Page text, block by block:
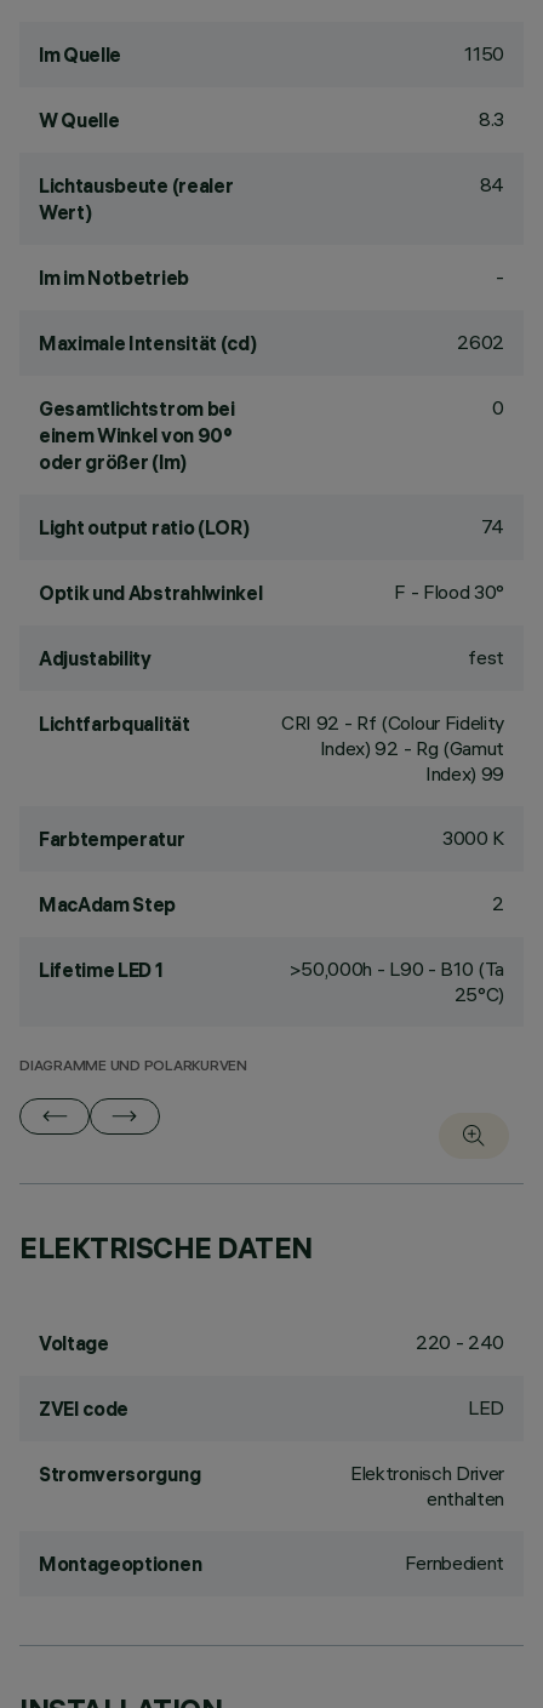
lm Quelle 1150
W Quelle 8.3
Lichtausbeute (realer
Wert)
84
lm im Notbetrieb -
Maximale Intensität (cd) 2602
Gesamtlichtstrom bei
einem Winkel von 90°
oder größer (lm)
0
Light output ratio (LOR) 74
Optik und Abstrahlwinkel F - Flood 30°
Adjustability fest
Lichtfarbqualität CRI 92 - Rf (Colour Fidelity
Index) 92 - Rg (Gamut
Index) 99
Farbtemperatur 3000 K
MacAdam Step 2
Lifetime LED 1
>50,000h - L90 - B10 (Ta
25°C)
DIAGRAMME UND POLARKURVEN
ELEKTRISCHE DATEN
Voltage 220 - 240
ZVEI code LED
Stromversorgung
Elektronisch Driver
enthalten
Montageoptionen Fernbedient